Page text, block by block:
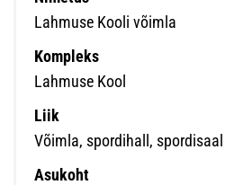
Lahmuse Kooli võimla
Kompleks
Lahmuse Kool
Liik
Võimla, spordihall, spordisaal
Asukoht